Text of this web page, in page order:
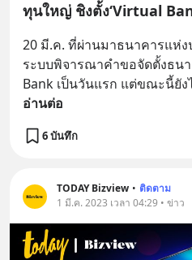
ทุนใหญ่ ชิงตั้ง‘Virtual
20 มี.ค. ที่ผ่านมาธนาคารแห่ง
ระบบพิจารณาคำขอจัดตั้งธน
Bank เป็นวันแรก แต่ขณะนี้ยั
อ่านต่อ
6 บันทึก
TODAY Bizview • ติดตาม
1 มี.ค. 2023 เวลา 04:29 • ข่าว